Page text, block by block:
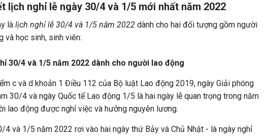
lịch nghỉ lễ ngày 30/4 và 1/5 mới nhất năm 2022
là lịch nghỉ lễ 30/4 và 1/5 năm 2022 dành cho hai đối tượng gồm người
và học sinh, sinh viên:
30/4 và 1/5 năm 2022 dành cho người lao động
c và d khoản 1 Điều 112 của Bộ luật Lao động 2019, ngày Giải phóng
30/4 và ngày Quốc tế Lao động 1/5 là hai ngày lễ quan trọng trong năm
lao động được nghỉ việc và hưởng nguyên lương.
4 và 1/5 năm 2022 rơi vào hai ngày thứ Bảy và Chủ Nhật - là ngày nghỉ